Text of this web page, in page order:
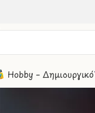
Hobby – Δημιουργικό